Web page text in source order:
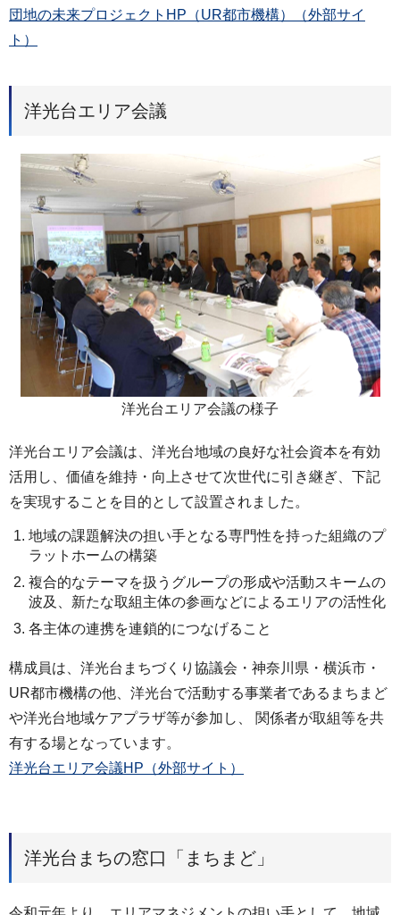
団地の未来プロジェクトHP（UR都市機構）（外部サイ
ト）
洋光台エリア会議
洋光台エリア会議の様子
洋光台エリア会議は、洋光台地域の良好な社会資本を有効
活用し、価値を維持・向上させて次世代に引き継ぎ、下記
を実現することを目的として設置されました。
地域の課題解決の担い手となる専門性を持った組織のプ
ラットホームの構築
複合的なテーマを扱うグループの形成や活動スキームの
波及、新たな取組主体の参画などによるエリアの活性化
各主体の連携を連鎖的につなげること
構成員は、洋光台まちづくり協議会・神奈川県・横浜市・
UR都市機構の他、洋光台で活動する事業者であるまちまど
や洋光台地域ケアプラザ等が参加し、 関係者が取組等を共
有する場となっています。
洋光台エリア会議HP（外部サイト）
洋光台まちの窓口「まちまど」